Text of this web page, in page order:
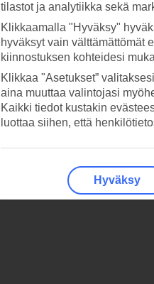
tilastot ja analytiikka sekä
Klikkaamalla "Hyväksy"
hyväksyt vain välttämättömät
kiinnostuksen kohteidesi
Klikkaa "Asetukset”
aina muuttaa valintojasi
Kaikki tiedot kustakin
luottaa siihen, että
Hyväksy